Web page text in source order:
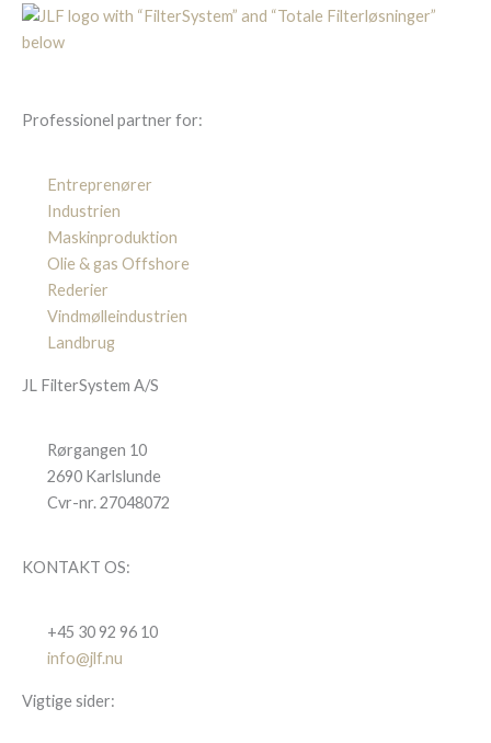
Professionel partner for:
Entreprenører
Industrien
Maskinproduktion
Olie & gas Offshore
Rederier
Vindmølleindustrien
Landbrug
JL FilterSystem A/S
Rørgangen 10
2690 Karlslunde
Cvr-nr. 27048072
KONTAKT OS:
+45 30 92 96 10
info@jlf.nu
Vigtige sider: